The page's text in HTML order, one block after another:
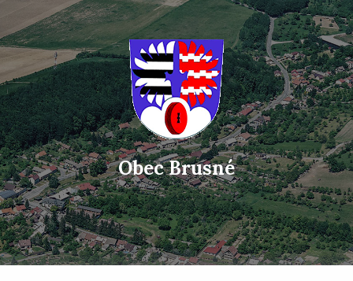
Obec Brusné